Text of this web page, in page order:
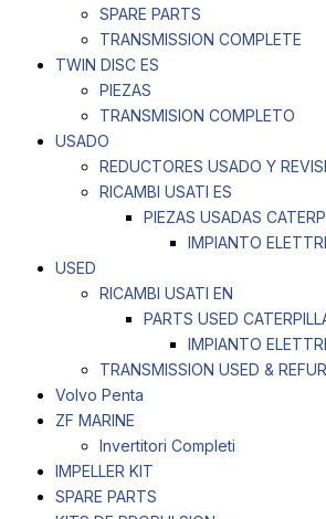
SPARE PARTS
TRANSMISSION COMPLETE
TWIN DISC ES
PIEZAS
TRANSMISION COMPLETO
USADO
REDUCTORES USADO Y
RICAMBI USATI ES
PIEZAS USADAS
IMPIANTO
USED
RICAMBI USATI EN
PARTS USED
IMPIANTO
TRANSMISSION USED &
Volvo Penta
ZF MARINE
Invertitori Completi
IMPELLER KIT
SPARE PARTS